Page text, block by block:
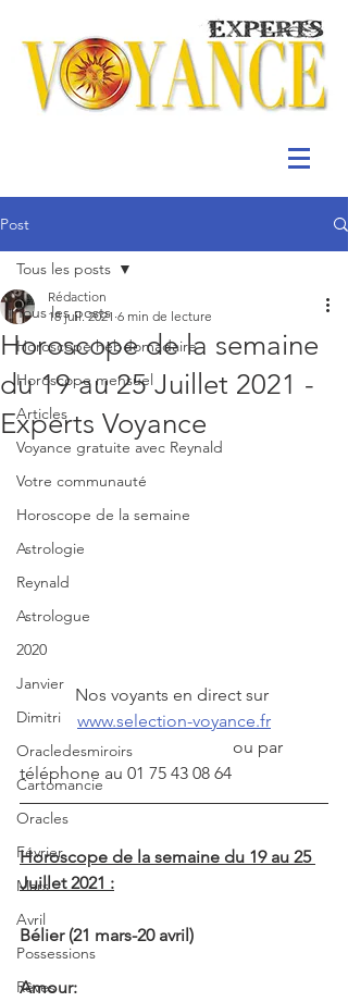
Post
Tous les posts
Horoscope hebdomadaire
Horoscope mensuel
Articles
Voyance gratuite avec Reynald
Votre communauté
Horoscope de la semaine
Astrologie
Reynald
Astrologue
2020
Janvier
Dimitri
Oracledesmiroirs
Cartomancie
Oracles
Février
Mars
Avril
Possessions
Rêves
Tous les posts
Horoscope de la semaine
du 19 au 25 Juillet 2021 -
Experts Voyance
Rédaction
18 juil. 2021 6 min de lecture
Nos voyants en direct sur
www.selection-voyance.fr
                                                 ou par
téléphone au 01 75 43 08 64
Horoscope de la semaine du 19 au 25
Juillet 2021 :
Bélier (21 mars-20 avril)
Amour: